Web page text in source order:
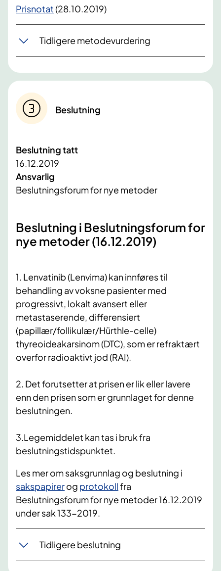
Prisnotat(28.10.2019)
Tidligere metodevurdering
Beslutning
Beslutning tatt
16.12.2019
Ansvarlig
Beslutningsforum for nye metoder
Beslutning i Beslutningsforum for
nye metoder (16.12.2019)
1. Lenvatinib (Lenvima) kan innføres til
behandling av voksne pasienter med
progressivt, lokalt avansert eller
metastaserende, differensiert
(papillær/follikulær/Hürthle-celle)
thyreoideakarsinom (DTC), som er refraktært
overfor radioaktivt jod (RAI).
2. Det forutsetter at prisen er lik eller lavere
enn den prisen som er grunnlaget for denne
beslutningen.
3.Legemiddelet kan tas i bruk fra
beslutningstidspunktet.
Les mer om saksgrunnlag og beslutning i
sakspapirerog protokollfra
Beslutningsforum for nye metoder 16.12.2019
under sak 133-2019.
Tidligere beslutning